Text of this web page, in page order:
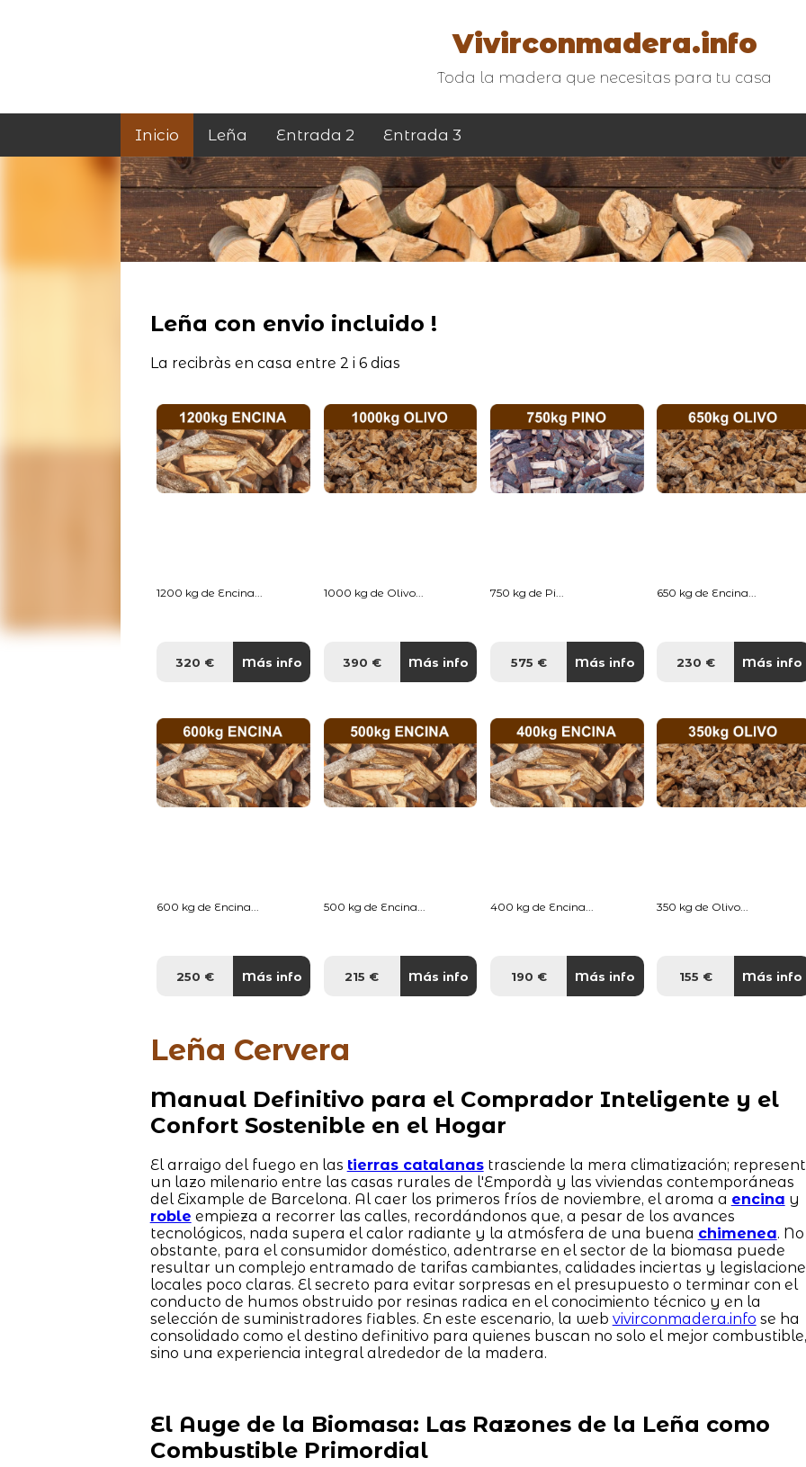
Vivirconmadera.info
Toda la madera que necesitas para tu casa
Inicio Leña Entrada 2 Entrada 3
Leña con envio incluido !
La recibràs en casa entre 2 i 6 dias
1200 kg de Encina...
320 € Más info
1000 kg de Olivo...
390 € Más info
750 kg de Pi...
575 € Más info
650 kg de Encina...
230 € Más info
600 kg de Encina...
250 € Más info
500 kg de Encina...
215 € Más info
400 kg de Encina...
190 € Más info
350 kg de Olivo...
155 € Más info
Leña Cervera
Manual Definitivo para el Comprador Inteligente y el
Confort Sostenible en el Hogar
El arraigo del fuego en las tierras catalanastrasciende la mera climatización;
un lazo milenario entre las casas rurales de l'Empordà y las viviendas contemporáneas
del Eixample de Barcelona. Al caer los primeros fríos de noviembre, el aroma a encina y
roble empieza a recorrer las calles, recordándonos que, a pesar de los avances
tecnológicos, nada supera el calor radiante y la atmósfera de una buena chimenea. No
obstante, para el consumidor doméstico, adentrarse en el sector de la biomasa puede
resultar un complejo entramado de tarifas cambiantes, calidades inciertas y
locales poco claras. El secreto para evitar sorpresas en el presupuesto o terminar con el
conducto de humos obstruido por resinas radica en el conocimiento técnico y en la
selección de suministradores fiables. En este escenario, la web vivirconmadera.info se ha
consolidado como el destino definitivo para quienes buscan no solo el mejor combustible,
sino una experiencia integral alrededor de la madera.
El Auge de la Biomasa: Las Razones de la Leña como
Combustible Primordial